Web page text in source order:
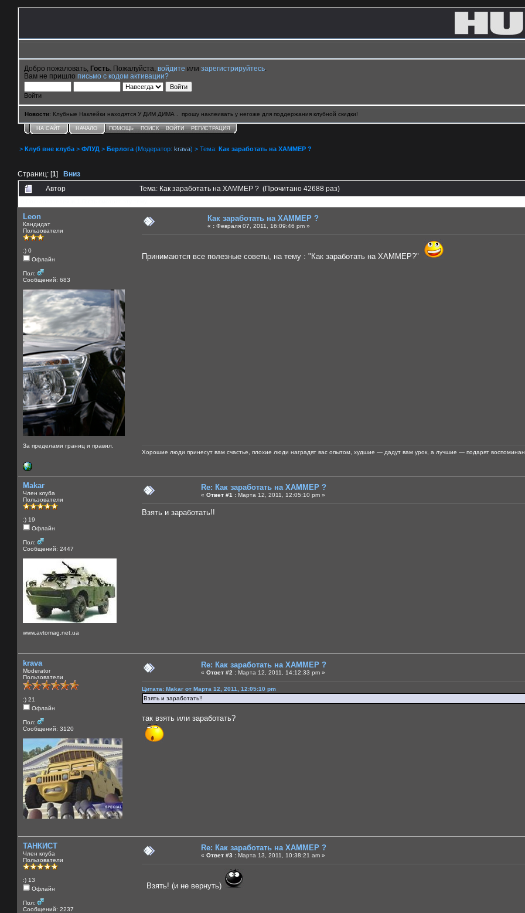
Добро пожаловать, Гость . Пожалуйста, войдите или зарегистрируйтесь
Вам не пришло письмо с кодом активации?
Войти
Новости: Клубные Наклейки находятся У ДИМ ДИМА . прошу наклеивать у негоже для поддержания клубной скидки!
НА САЙТ НАЧАЛО ПОМОЩЬ ПОИСК ВОЙТИ РЕГИСТРАЦИЯ
> Клуб вне клуба > ФЛУД > Берлога (Модератор: krava) > Тема: Как заработать на ХАММЕР ?
Страниц: [1] Вниз
Автор Тема: Как заработать на ХАММЕР ? (Прочитано 42688 раз)
Leon
Кандидат
Пользователи
:) 0
Офлайн
Пол:
Сообщений: 683
За пределами границ и правил.
Как заработать на ХАММЕР ?
« : Февраля 07, 2011, 16:09:46 pm »
Принимаются все полезные советы, на тему : "Как заработать на ХАММЕР?"
Хорошие люди принесут вам счастье, плохие люди наградят вас опытом, худшие — дадут вам урок, а лучшие — подарят
Makar
Член клуба
Пользователи
:) 19
Офлайн
Пол:
Сообщений: 2447
www.avtomag.net.ua
Re: Как заработать на ХАММЕР ?
« Ответ #1 : Марта 12, 2011, 12:05:10 pm »
Взять и заработать!!
krava
Moderator
Пользователи
:) 21
Офлайн
Пол:
Сообщений: 3120
Re: Как заработать на ХАММЕР ?
« Ответ #2 : Марта 12, 2011, 14:12:33 pm »
Цитата: Makar от Марта 12, 2011, 12:05:10 pm
Взять и заработать!!
так взять или заработать?
ТАНКИСТ
Член клуба
Пользователи
:) 13
Офлайн
Пол:
Сообщений: 2237
Re: Как заработать на ХАММЕР ?
« Ответ #3 : Марта 13, 2011, 10:38:21 am »
Взять! (и не вернуть)